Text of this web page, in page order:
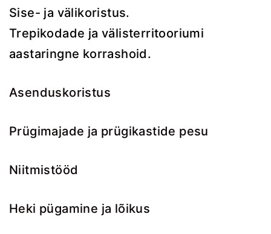
Sise- ja välikoristus.
Trepikodade ja välisterritooriumi
aastaringne korrashoid.
Asenduskoristus
Prügimajade ja prügikastide pesu
Niitmistööd
Heki pügamine ja lõikus